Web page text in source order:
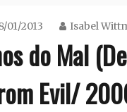
01/2013 Isabel
do Mal
Evil/